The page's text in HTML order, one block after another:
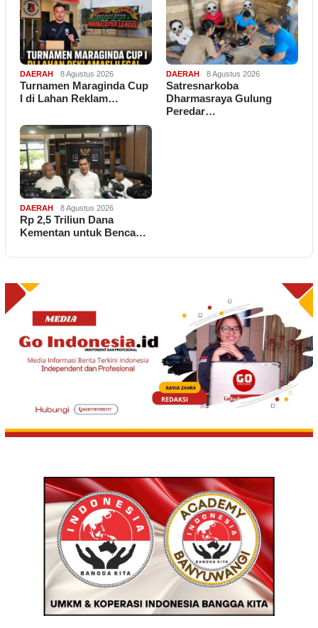
DAERAH 8 Agustus 2026
Turnamen Maraginda Cup
I di Lahan Reklam…
DAERAH 8 Agustus 2026
Satresnarkoba
Dharmasraya Gulung
Peredar…
DAERAH 8 Agustus 2026
Rp 2,5 Triliun Dana
Kementan untuk Benca…